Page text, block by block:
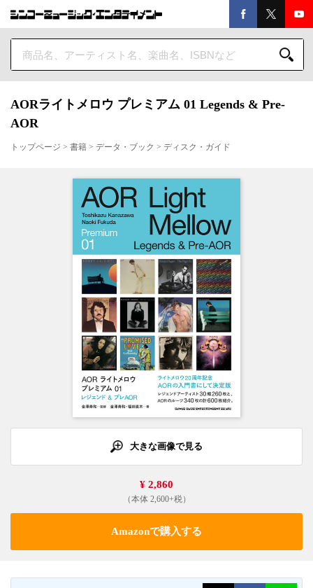
AORライトメロウ プレミアム 01 Legends & Pre-
AOR
トップページ > 書籍 > データ・ブック > ディスク・ガイド
大きな画像で見る
¥ 2,860
（本体 2,600+税）
Amazonで購入する